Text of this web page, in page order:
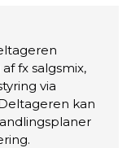
fx salgsmix,
via
kan